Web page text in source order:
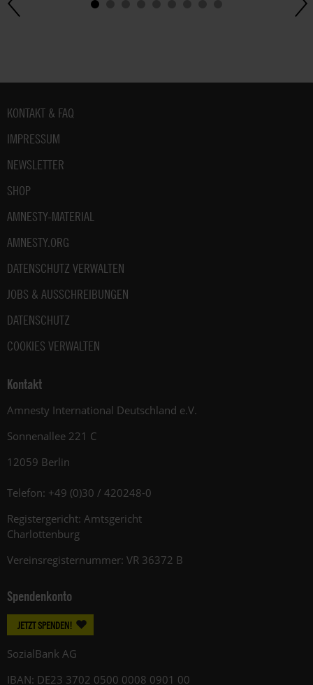
Fußbereich
KONTAKT & FAQ
IMPRESSUM
NEWSLETTER
SHOP
AMNESTY-MATERIAL
AMNESTY.ORG
DATENSCHUTZ VERWALTEN
JOBS & AUSSCHREIBUNGEN
DATENSCHUTZ
COOKIES VERWALTEN
Kontakt
Amnesty International Deutschland e.V.
Sonnenallee 221 C
12059 Berlin
Telefon: +49 (0)30 / 420248-0
Registergericht: Amtsgericht
Charlottenburg
Vereinsregisternummer: VR 36372 B
Spendenkonto
JETZT SPENDEN!
SozialBank AG
IBAN: DE23 3702 0500 0008 0901 00